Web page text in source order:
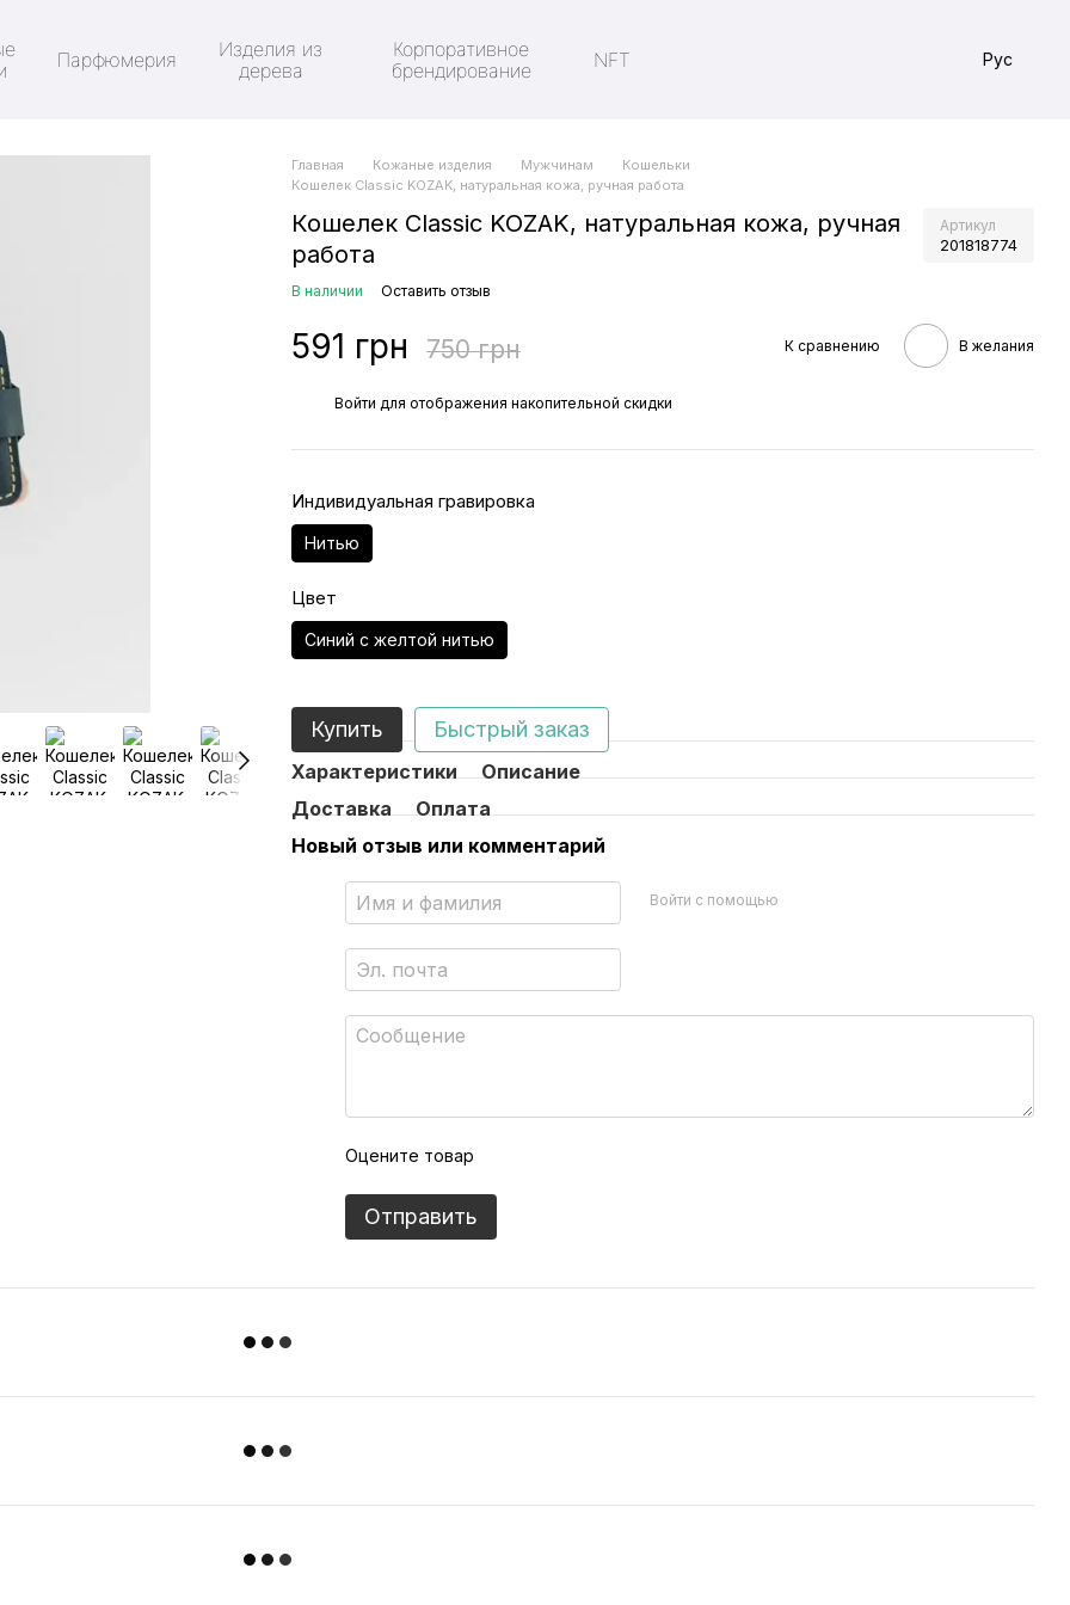
Парфюмерия
Изделия из
дерева
Корпоративное
брендирование
NFT Рус
Главная Кожаные изделия Мужчинам
Кошельки
Кошелек Classic KOZAK, натуральная кожа, ручная работа
Кошелек Classic KOZAK, натуральная кожа, ручная
работа
Артикул
201818774
В наличии Оставить отзыв
591 грн 750 грн К сравнению В желания
Войти для отображения накопительной скидки
Индивидуальная гравировка
Нитью
Цвет
Синий с желтой нитью
Купить Быстрый заказ
Характеристики
Описание
Доставка
Оплата
Новый отзыв или комментарий
Войти с помощью
Оцените товар
Отправить